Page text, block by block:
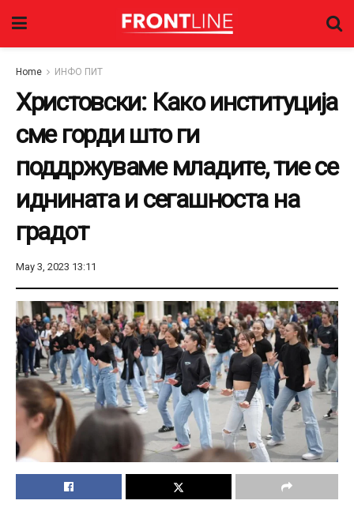
Home ИНФО ПИТ
Христовски: Како институција
сме горди што ги
поддржуваме младите, тие се
иднината и сегашноста на
градот
May 3, 2023 13:11